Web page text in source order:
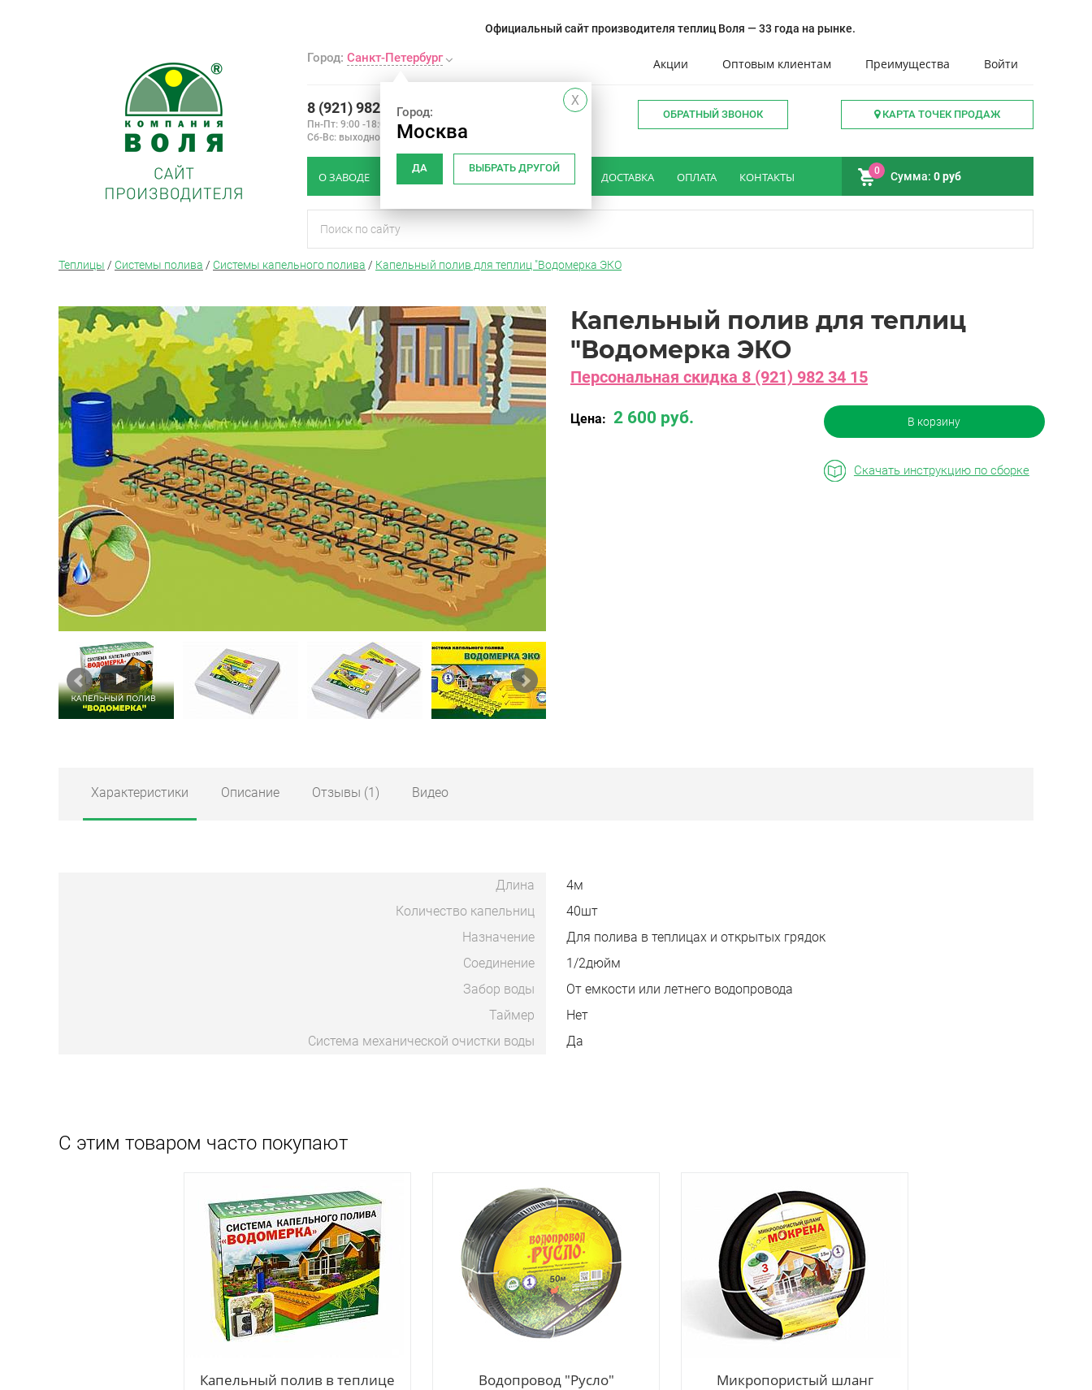
Официальный сайт производителя теплиц Воля — 33 года на рынке.
Город: Санкт-Петербург
X
Город:
Москва
ДА ВЫБРАТЬ ДРУГОЙ
Акции Оптовым клиентам Преимущества Войти
8 (921) 982 34 15
Пн-Пт: 9:00 -18:00
Сб-Вс: выходной
КАРТА ТОЧЕК ПРОДАЖ
ОБРАТНЫЙ ЗВОНОК
О ЗАВОДЕ КАК ВЫБРАТЬ ТЕПЛИЦУ ДОСТАВКА ОПЛАТА КОНТАКТЫ 0 Сумма: 0 руб
Теплицы / Системы полива / Системы капельного полива / Капельный полив для теплиц "Водомерка ЭКО
Капельный полив для теплиц
"Водомерка ЭКО
Персональная скидка 8 (921) 982 34 15
Цена: 2 600 руб. В корзину
Скачать инструкцию по сборке
Характеристики Описание Отзывы (1) Видео
Длина
4м
Количество капельниц
40шт
Назначение
Для полива в теплицах и открытых грядок
Соединение
1/2дюйм
Забор воды
От емкости или летнего водопровода
Таймер
Нет
Система механической очистки воды
Да
С этим товаром часто покупают
Капельный полив в теплице
Водопровод "Русло"
Микропористый шланг